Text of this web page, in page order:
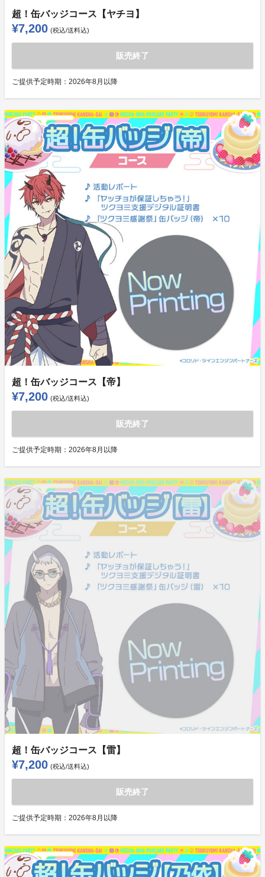
超！缶バッジコース【ヤチヨ】
¥7,200 (税込/送料込)
販売終了
ご提供予定時期： 2026年8月以降
超！缶バッジコース【帝】
¥7,200 (税込/送料込)
販売終了
ご提供予定時期： 2026年8月以降
超！缶バッジコース【雷】
¥7,200 (税込/送料込)
販売終了
ご提供予定時期： 2026年8月以降